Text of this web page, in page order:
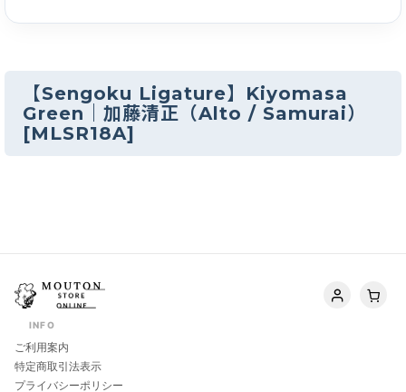
【Sengoku Ligature】Kiyomasa
Green｜加藤清正（Alto / Samurai）
[MLSR18A]
INFO
ご利用案内
特定商取引法表示
プライバシーポリシー